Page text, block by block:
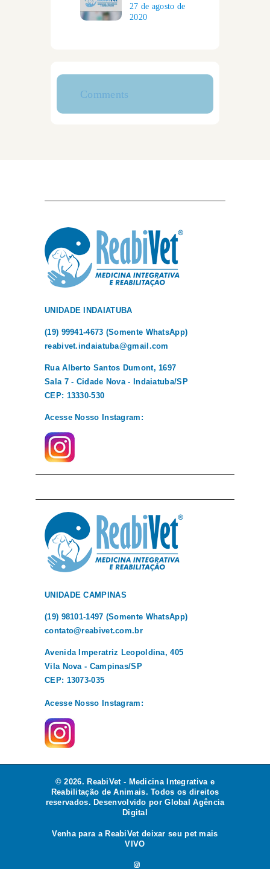
27 de agosto de
2020
Comments
UNIDADE INDAIATUBA
(19) 99941-4673 (Somente WhatsApp)
reabivet.indaiatuba@gmail.com
Rua Alberto Santos Dumont, 1697
Sala 7 - Cidade Nova - Indaiatuba/SP
CEP: 13330-530
Acesse Nosso Instagram:
UNIDADE CAMPINAS
(19) 98101-1497 (Somente WhatsApp)
contato@reabivet.com.br
Avenida Imperatriz Leopoldina, 405
Vila Nova - Campinas/SP
CEP: 13073-035
Acesse Nosso Instagram:
© 2026. ReabiVet - Medicina Integrativa e
Reabilitação de Animais. Todos os direitos
reservados. Desenvolvido por Global Agência
Digital
Venha para a ReabiVet deixar seu pet mais
VIVO